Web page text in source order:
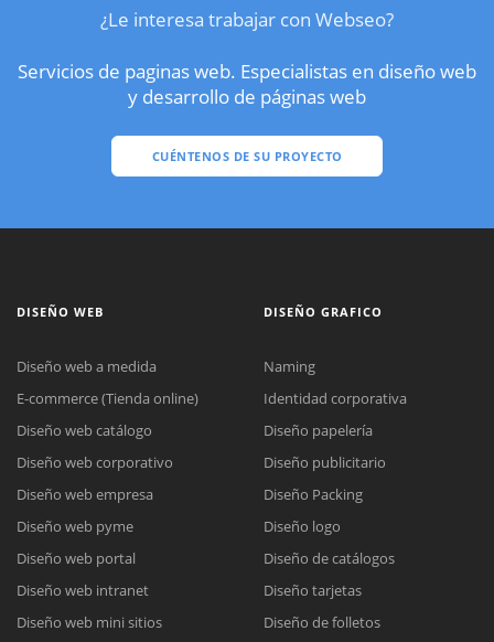
¿Le interesa trabajar con Webseo?
Servicios de paginas web. Especialistas en diseño web
y desarrollo de páginas web
CUÉNTENOS DE SU PROYECTO
DISEÑO WEB
Diseño web a medida
E-commerce (Tienda online)
Diseño web catálogo
Diseño web corporativo
Diseño web empresa
Diseño web pyme
Diseño web portal
Diseño web intranet
Diseño web mini sitios
DISEÑO GRAFICO
Naming
Identidad corporativa
Diseño papelería
Diseño publicitario
Diseño Packing
Diseño logo
Diseño de catálogos
Diseño tarjetas
Diseño de folletos